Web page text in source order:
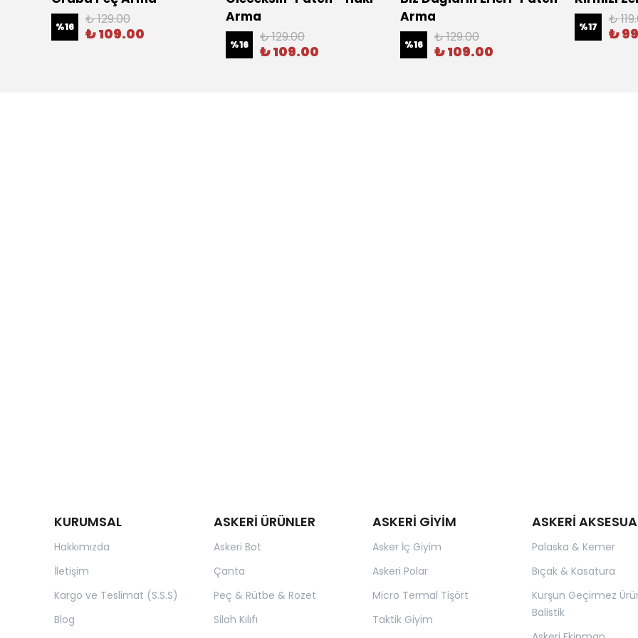
%16 ₺ 129.00
₺ 109.00
Arma
%16 ₺ 129.00
₺ 109.00
Arma
%16 ₺ 129.00
₺ 109.00
%17 ₺
₺
KURUMSAL
Hakkımızda
İletişim
Kargo ve Teslimat (S.S.S)
Blog
ASKERİ ÜRÜNLER
Askeri Bot
Çanta
Peç & Rütbe & Rozet
Silah Kılıfı
ASKERİ GİYİM
Asker İç Giyim
Askeri Polar
Micro Termal Tişört
Taktik Giyim
ASKERİ
Palaska & Kemer
Bıçak & Kasatura
Kurşun Geçirmez
Balistik